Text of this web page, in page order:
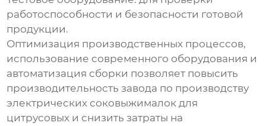
работоспособности и безопасности готовой
продукции.
Оптимизация производственных процессов,
использование современного оборудования и
автоматизация сборки позволяет повысить
производительностьзавода по производству
электрических соковыжималок для
цитрусовых и снизить затраты на